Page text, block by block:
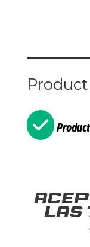
Product
las